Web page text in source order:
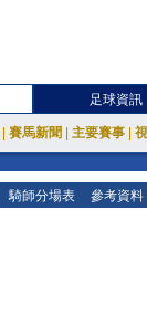
足球資訊
賽馬新聞 主要賽事
騎師分場表 參考資料